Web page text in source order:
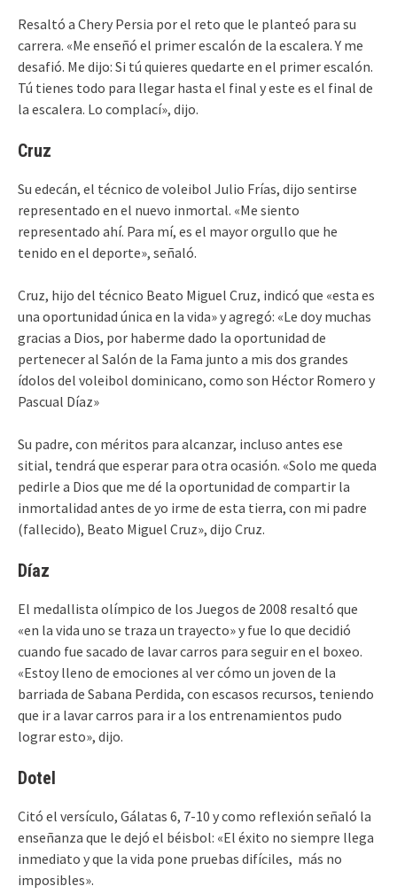
Resaltó a Chery Persia por el reto que le planteó para su
carrera. «Me enseñó el primer escalón de la escalera. Y me
desafió. Me dijo: Si tú quieres quedarte en el primer escalón.
Tú tienes todo para llegar hasta el final y este es el final de
la escalera. Lo complací», dijo.
Cruz
Su edecán, el técnico de voleibol Julio Frías, dijo sentirse
representado en el nuevo inmortal. «Me siento
representado ahí. Para mí, es el mayor orgullo que he
tenido en el deporte», señaló.
Cruz, hijo del técnico Beato Miguel Cruz, indicó que «esta es
una oportunidad única en la vida» y agregó: «Le doy muchas
gracias a Dios, por haberme dado la oportunidad de
pertenecer al Salón de la Fama junto a mis dos grandes
ídolos del voleibol dominicano, como son Héctor Romero y
Pascual Díaz»
Su padre, con méritos para alcanzar, incluso antes ese
sitial, tendrá que esperar para otra ocasión. «Solo me queda
pedirle a Dios que me dé la oportunidad de compartir la
inmortalidad antes de yo irme de esta tierra, con mi padre
(fallecido), Beato Miguel Cruz», dijo Cruz.
Díaz
El medallista olímpico de los Juegos de 2008 resaltó que
«en la vida uno se traza un trayecto» y fue lo que decidió
cuando fue sacado de lavar carros para seguir en el boxeo.
«Estoy lleno de emociones al ver cómo un joven de la
barriada de Sabana Perdida, con escasos recursos, teniendo
que ir a lavar carros para ir a los entrenamientos pudo
lograr esto», dijo.
Dotel
Citó el versículo, Gálatas 6, 7-10 y como reflexión señaló la
enseñanza que le dejó el béisbol: «El éxito no siempre llega
inmediato y que la vida pone pruebas difíciles, más no
imposibles».